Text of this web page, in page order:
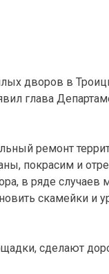
дворов в
глава
ремонт
покрасим и
в ряде случаев
скамейки и
сделают